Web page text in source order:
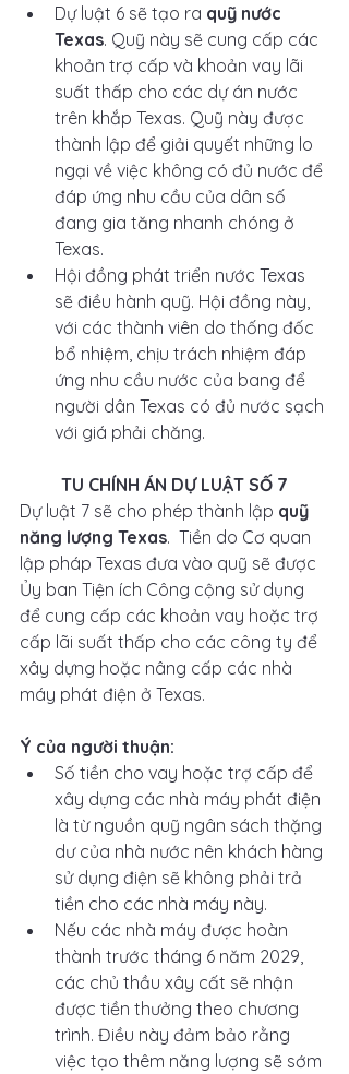
Dự luật 6 sẽ tạo ra quỹ nước
Texas. Quỹ này sẽ cung cấp các
khoản trợ cấp và khoản vay lãi
suất thấp cho các dự án nước
trên khắp Texas. Quỹ này được
thành lập để giải quyết những lo
ngại về việc không có đủ nước để
đáp ứng nhu cầu của dân số
đang gia tăng nhanh chóng ở
Texas.
Hội đồng phát triển nước Texas
sẽ điều hành quỹ. Hội đồng này,
với các thành viên do thống đốc
bổ nhiệm, chịu trách nhiệm đáp
ứng nhu cầu nước của bang để
người dân Texas có đủ nước sạch
với giá phải chăng.
TU CHÍNH ÁN DỰ LUẬT SỐ 7
Dự luật 7 sẽ cho phép thành lập quỹ
năng lượng Texas.  Tiền do Cơ quan
lập pháp Texas đưa vào quỹ sẽ được
Ủy ban Tiện ích Công cộng sử dụng
để cung cấp các khoản vay hoặc trợ
cấp lãi suất thấp cho các công ty để
xây dựng hoặc nâng cấp các nhà
máy phát điện ở Texas.
Ý của người thuận:
Số tiền cho vay hoặc trợ cấp để
xây dựng các nhà máy phát điện
là từ nguồn quỹ ngân sách thặng
dư của nhà nước nên khách hàng
sử dụng điện sẽ không phải trả
tiền cho các nhà máy này.
Nếu các nhà máy được hoàn
thành trước tháng 6 năm 2029,
các chủ thầu xây cất sẽ nhận
được tiền thưởng theo chương
trình. Điều này đảm bảo rằng
việc tạo thêm năng lượng sẽ sớm